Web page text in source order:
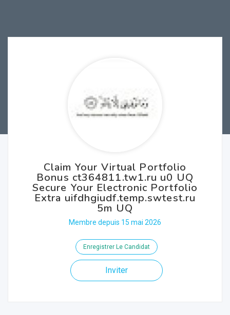
Claim Your Virtual Portfolio
Bonus ct364811.tw1.ru u0 UQ
Secure Your Electronic Portfolio
Extra uifdhgiudf.temp.swtest.ru
5m UQ
Membre depuis 15 mai 2026
Enregistrer Le Candidat
Inviter